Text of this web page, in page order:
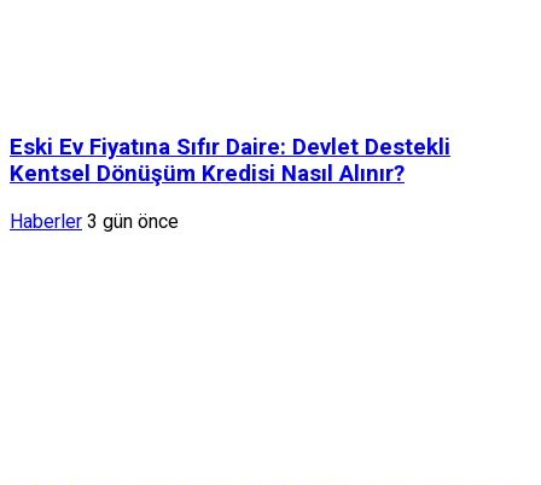
Eski Ev Fiyatına Sıfır Daire: Devlet Destekli
Kentsel Dönüşüm Kredisi Nasıl Alınır?
Haberler 3 gün önce